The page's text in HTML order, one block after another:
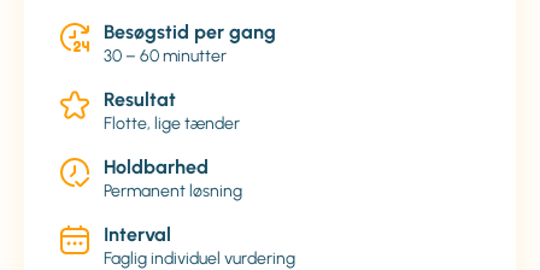
Besøgstid per gang
30 – 60 minutter
Resultat
Flotte, lige tænder
Holdbarhed
Permanent løsning
Interval
Faglig individuel vurdering